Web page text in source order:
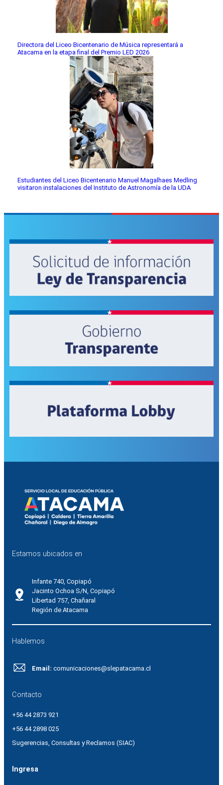
Directora del Liceo Bicentenario de Música representará a
Atacama en la etapa final del Premio LED 2026
Estudiantes del Liceo Bicentenario Manuel Magalhaes Medling
visitaron instalaciones del Instituto de Astronomía de la UDA
Estamos ubicados en
Infante 740, Copiapó
Jacinto Ochoa S/N, Copiapó
Libertad 757, Chañaral
Región de Atacama
Hablemos
Email: comunicaciones@slepatacama.cl
Contacto
+56 44 2873 921
+56 44 2898 025
Sugerencias, Consultas y Reclamos (SIAC)
Ingresa